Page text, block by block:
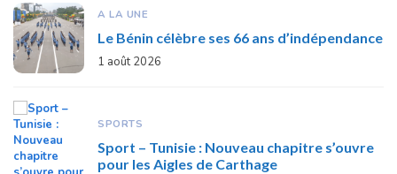
A LA UNE
Le Bénin célèbre ses 66 ans d’indépendance
1 août 2026
SPORTS
Sport – Tunisie : Nouveau chapitre s’ouvre
pour les Aigles de Carthage